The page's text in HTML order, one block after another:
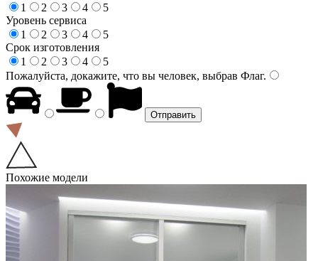
1
2 3 4
5
Уровень сервиса
1
2 3 4
5
Срок изготовления
1
2 3 4
5
Пожалуйста, докажите, что вы человек, выбрав Флаг.
Похожие модели